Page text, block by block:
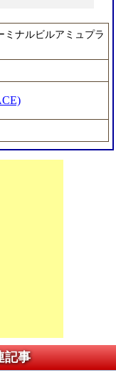
ミナルビルアミュプラ
記事